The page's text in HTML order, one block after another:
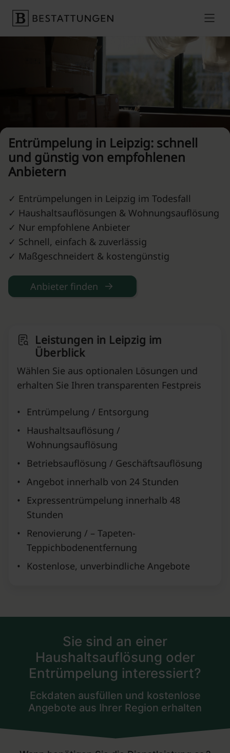
Preise vergleichen
Entrümpelung in Leipzig: schnell
und günstig von empfohlenen
Anbietern
✓ Entrümpelungen in Leipzig im Todesfall
✓ Haushaltsauflösungen & Wohnungsauflösung
✓ Nur empfohlene Anbieter
✓ Schnell, einfach & zuverlässig
✓ Maßgeschneidert & kostengünstig
Anbieter finden
Leistungen in Leipzig im
Überblick
Wählen Sie aus optionalen Lösungen und
erhalten Sie Ihren transparenten Festpreis
•
Entrümpelung / Entsorgung
•
Haushaltsauflösung /
Wohnungsauflösung
•
Betriebsauflösung / Geschäftsauflösung
• Angebot innerhalb von 24 Stunden
•
Expressentrümpelung innerhalb 48
Stunden
•
Renovierung / – Tapeten-
Teppichbodenentfernung
•
Kostenlose, unverbindliche Angebote